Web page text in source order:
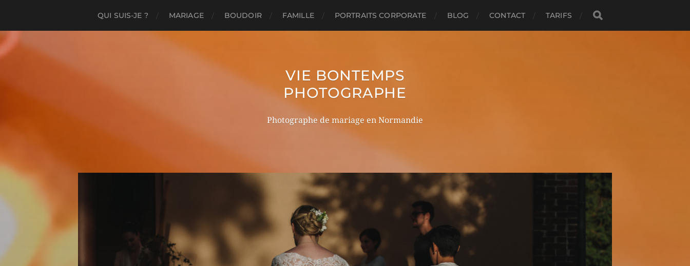
QUI SUIS-JE ? MARIAGE BOUDOIR FAMILLE PORTRAITS CORPORATE BLOG CONTACT TARIFS
VIE BONTEMPS
PHOTOGRAPHE
Photographe de mariage en Normandie